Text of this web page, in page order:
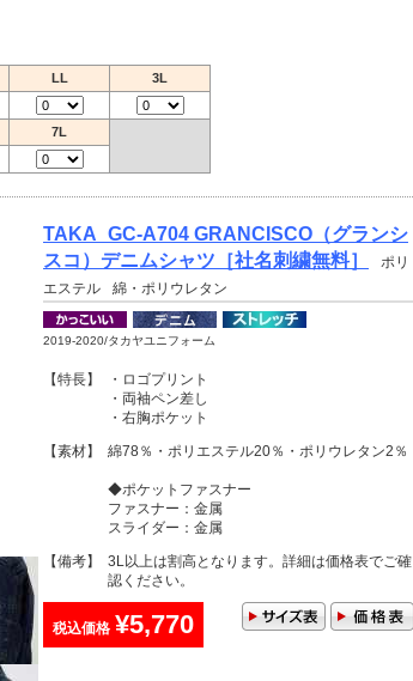
LL 3L
7L
TAKA_GC-A704 GRANCISCO（グランシ
スコ）デニムシャツ［社名刺繍無料］
ポリ
エステル
綿・ポリウレタン
2019-2020/タカヤユニフォーム
【特長】
・ロゴプリント
・両袖ペン差し
・右胸ポケット
【素材】
綿78％・ポリエステル20％・ポリウレタン2％
◆ポケットファスナー
ファスナー：金属
スライダー：金属
【備考】
3L以上は割高となります。詳細は価格表でご確
認ください。
税込価格 ¥5,770